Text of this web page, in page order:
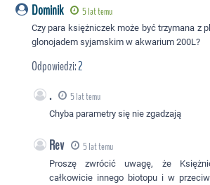
Dominik 5 lat temu
Czy para księżniczek może być trzymana z
glonojadem syjamskim w akwarium 200L?
Odpowiedzi:2
. 5 lat temu
Chyba parametry się nie zgadzają
Rev 5 lat temu
Proszę zwrócić uwagę, że
całkowicie innego biotopu i w